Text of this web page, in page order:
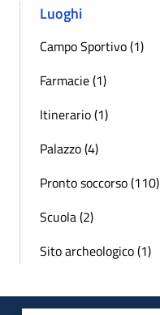
Luoghi
Campo Sportivo (1)
Farmacie (1)
Itinerario (1)
Palazzo (4)
Pronto soccorso (110)
Scuola (2)
Sito archeologico (1)